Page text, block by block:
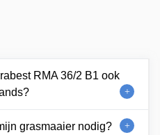
RMA 36/2 B1 ook
grasmaaier nodig?